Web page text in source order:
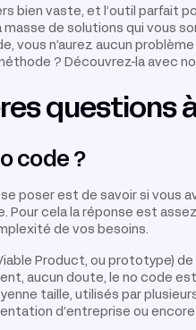
bien vaste, et l’outil parfait
masse de solutions qui vous
vous n’aurez aucun
? Découvrez-la avec
questions
code ?
poser est de savoir si vous
Pour cela la réponse est
de vos besoins.
Product, ou prototype)
aucun doute, le no code
taille, utilisés par
d’entreprise ou